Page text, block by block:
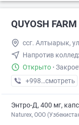
QUYOSH
ссг. Алтыарык,
Напротив
Открыто ·
+998 (90) XXX-
смотреть
Энтро-Д, 400 мг,
Naturex, OOO